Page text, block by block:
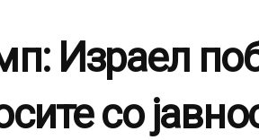
Израел
со